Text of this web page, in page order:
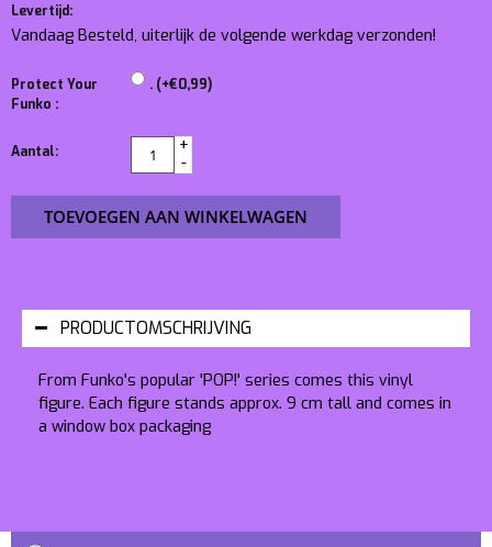
Levertijd:
Vandaag Besteld, uiterlijk de volgende werkdag verzonden!
Protect Your
Funko :
. (+€0,99)
Aantal:
+
-
TOEVOEGEN AAN WINKELWAGEN
PRODUCTOMSCHRIJVING
From Funko's popular 'POP!' series comes this vinyl
figure. Each figure stands approx. 9 cm tall and comes in
a window box packaging